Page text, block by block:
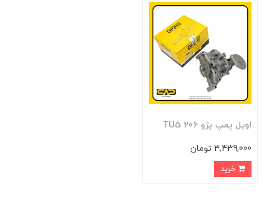
اويل پمپ پژو 206 TU5
3,439,000 تومان